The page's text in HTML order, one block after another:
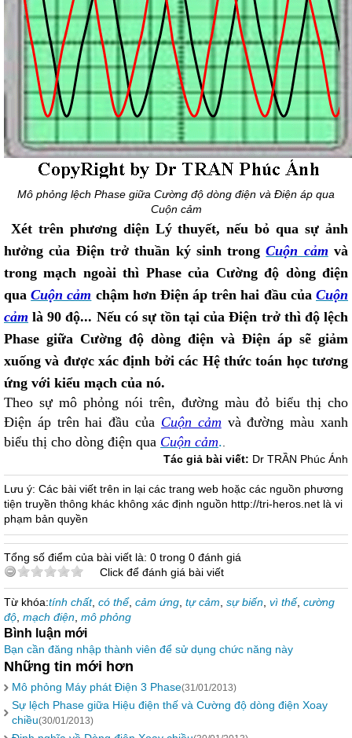
Mô phỏng lệch Phase giữa Cường độ dòng điện và Điện áp qua
Cuộn cảm
Xét trên phương diện Lý thuyết, nếu bỏ qua sự ảnh
hưởng của Điện trở thuần ký sinh trongCuộn cảm và
trong mạch ngoài thì Phase của Cường độ dòng điện
quaCuộn cảm chậm hơn Điện áp trên hai đầu củaCuộn
cảm là 90 độ... Nếu có sự tồn tại của Điện trở thì độ lệch
Phase giữa Cường độ dòng điện và Điện áp sẽ giảm
xuống và được xác định bởi các Hệ thức toán học tương
ứng với kiểu mạch của nó.
Theo sự mô phỏng nói trên, đường màu đỏ biểu thị cho
Điện áp trên hai đầu của Cuộn cảm và đường màu xanh
biểu thị cho dòng điện qua Cuộn cảm.
Tác giả bài viết: Dr TRẦN Phúc Ánh
Lưu ý: Các bài viết trên in lại các trang web hoặc các nguồn phương
tiện truyền thông khác không xác định nguồn http://tri-heros.net là vi
phạm bản quyền
Tổng số điểm của bài viết là: 0 trong 0 đánh giá
Click để đánh giá bài viết
Từ khóa:tính chất, có thể, cảm ứng tự cảm sự biến vì thế, cường
độ mạch điện mô phỏng
Bình luận mới
Bạn cần đăng nhập thành viên để sử dụng chức năng này
Những tin mới hơn
Mô phỏng Máy phát Điện 3 Phase(31/01/2013)
Sự lệch Phase giữa Hiệu điện thế và Cường độ dòng điện Xoay
chiều(30/01/2013)